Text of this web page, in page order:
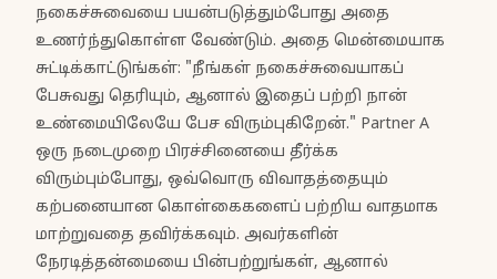
நகைச்சுவையை பயன்படுத்தும்போது அதை
உணர்ந்துகொள்ள வேண்டும். அதை மென்மையாக
சுட்டிக்காட்டுங்கள்: "நீங்கள் நகைச்சுவையாகப்
பேசுவது தெரியும், ஆனால் இதைப் பற்றி நான்
உண்மையிலேயே பேச விரும்புகிறேன்." Partner A
ஒரு நடைமுறை பிரச்சினையை தீர்க்க
விரும்பும்போது, ஒவ்வொரு விவாதத்தையும்
கற்பனையான கொள்கைகளைப் பற்றிய வாதமாக
மாற்றுவதை தவிர்க்கவும். அவர்களின்
நேரடித்தன்மையை பின்பற்றுங்கள், ஆனால்